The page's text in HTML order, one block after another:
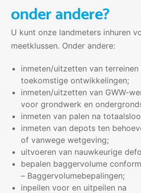
onder andere?
U kunt onze landmeters inhuren
meetklussen. Onder andere:
inmeten/uitzetten van
toekomstige ontwikkelingen;
inmeten/uitzetten van GWW-
voor grondwerk en
inmeten van palen na
inmeten van depots ten
of vanwege wetgeving;
uitvoeren van nauwkeurige
bepalen baggervolume
– Baggervolumebepalingen;
inpeilen voor en uitpeilen na